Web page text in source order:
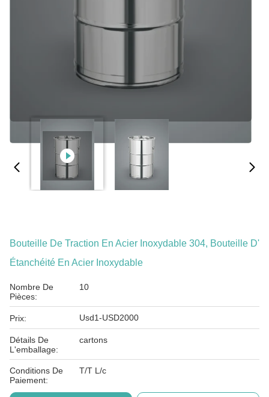
Bouteille De Traction En Acier Inoxydable 304, Bouteille D'
Étanchéité En Acier Inoxydable
Nombre De
Pièces:
10
Prix: Usd1-USD2000
Détails De
L'emballage:
cartons
Conditions De
Paiement:
T/T L/c